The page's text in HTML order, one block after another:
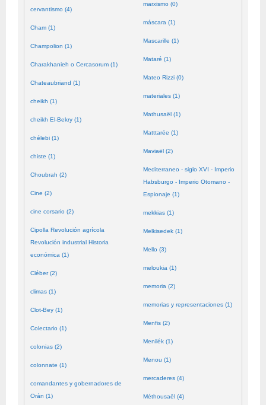
cervantismo (4)
Cham (1)
Champolion (1)
Charakhanieh o Cercasorum (1)
Chateaubriand (1)
cheikh (1)
cheikh El-Bekry (1)
chélebi (1)
chiste (1)
Choubrah (2)
Cine (2)
cine corsario (2)
Cipolla Revolución agrícola
Revolución industrial Historia
económica (1)
Cléber (2)
climas (1)
Clot-Bey (1)
Colectario (1)
colonias (2)
colonnate (1)
comandantes y gobernadores de
Orán (1)
marxismo (0)
máscara (1)
Mascarille (1)
Mataré (1)
Mateo Rizzi (0)
materiales (1)
Mathusaël (1)
Matttarée (1)
Maviaël (2)
Mediterraneo - siglo XVI - Imperio
Habsburgo - Imperio Otomano -
Espionaje (1)
mekkias (1)
Melkisedek (1)
Mello (3)
meloukia (1)
memoria (2)
memorias y representaciones (1)
Menfis (2)
Menilék (1)
Menou (1)
mercaderes (4)
Méthousaël (4)